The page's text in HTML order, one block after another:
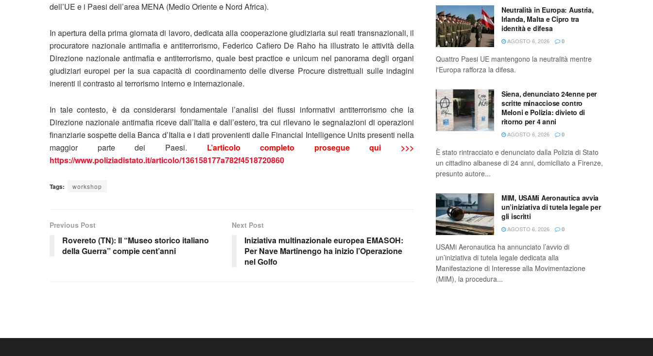
dell’UE e i Paesi dell’area MENA (Medio Oriente e Nord Africa).
In apertura della prima giornata di lavoro, dedicata alla cooperazione giudiziaria sui reati transnazionali, il
procuratore nazionale antimafia e antiterrorismo, Federico Cafiero De Raho ha illustrato le attività della
Direzione nazionale antimafia e antiterrorismo, quale best practice e unicum nel panorama degli organi
giudiziari europei per la sua capacità di coordinamento delle diverse Procure distrettuali sulle indagini
inerenti il contrasto al terrorismo interno e internazionale.
In tale contesto, è da considerarsi fondamentale l’analisi dei flussi informativi antiterrorismo che la
Direzione nazionale antimafia riceve dall’Italia e dall’estero, tra cui rilevano le segnalazioni di operazioni
finanziarie sospette della Banca d’Italia e i dati provenienti dalle Financial Intelligence Units presenti nella
maggior parte dei Paesi. L’articolo completo prosegue qui >>>
https://www.poliziadistato.it/articolo/136158177a782f4518720860
Tags: workshop
Previous Post
Rovereto (TN): Il “Museo storico italiano
della Guerra” compie cent’anni
Next Post
Iniziativa multinazionale europea EMASOH:
Per Nave Martinengo ha inizio l’Operazione
nel Golfo
Neutralità in Europa: Austria,
Irlanda, Malta e Cipro tra
identità e difesa
AGOSTO 6, 2026 0
Quattro Paesi UE mantengono la neutralità mentre
l'Europa rafforza la difesa.
Siena, denunciato 24enne per
scritte minacciose contro
Meloni e Polizia: divieto di
ritorno per 4 anni
AGOSTO 6, 2026 0
È stato rintracciato e denunciato dalla Polizia di Stato
un cittadino albanese di 24 anni, domiciliato a Firenze,
presunto autore...
MIM, USAMi Aeronautica avvia
un’iniziativa di tutela legale per
gli iscritti
AGOSTO 6, 2026 0
USAMi Aeronautica ha annunciato l’avvio di
un’iniziativa di tutela legale dedicata alla
Manifestazione di Interesse alla Movimentazione
(MIM), la procedura...